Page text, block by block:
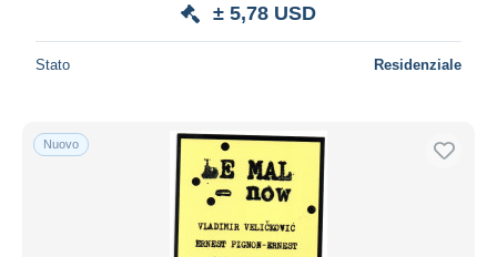
± 5,78 USD
Stato Residenziale
Nuovo